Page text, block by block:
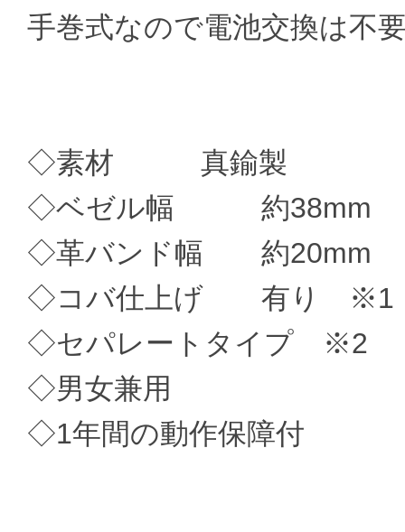
手巻式なので電池交換は不
◇素材 真鍮製
◇ベゼル幅 約38mm
◇革バンド幅 約20mm
◇コバ仕上げ 有り ※1
◇セパレートタイプ ※2
◇男女兼用
◇1年間の動作保障付